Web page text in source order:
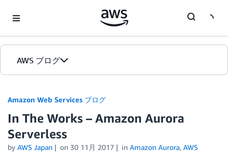
AWS ブログ
カテゴリ
エディション
Amazon Web Services ブログ
In The Works – Amazon Aurora
Serverless
by AWS Japan on 30 11月 2017 in Amazon Aurora, AWS